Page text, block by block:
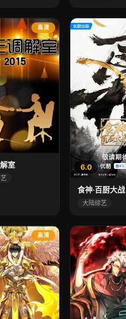
高清
室 6.0
食神·百厨大战
大陆综艺
高清